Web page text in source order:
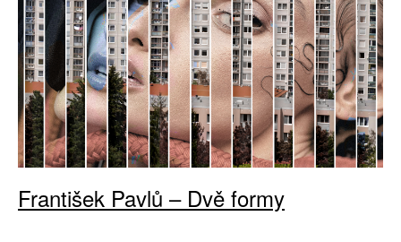
František Pavlů – Dvě formy